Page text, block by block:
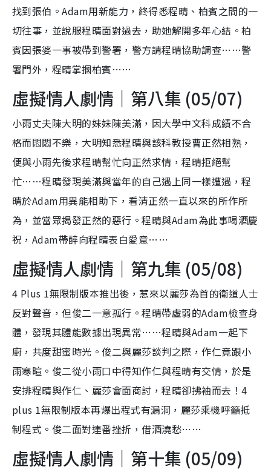
找到張伯。Adam用新能力，終得悉程晴、柏賓之間的一
切往事，並說服程晴面對過去，助她解開多年心結。柏
賓因張婆一事被帶到警署，警方請程晴協助調查……警
署門外，程晴掌摑柏賓……
虛擬情人劇情｜第八集 (05/07)
小雨丈夫陳大明的妹妹陳美滿，因大學中文科成績不合
格而悶悶不樂，大明知悉程晴與該科教授曹正然相熟，
便與小雨先後求程晴幫忙向正然求情，程晴拒絕幫
忙……程晴發現美滿與當年的自己遇上同一樣遭遇，程
晴於Adam用異能相助下，看清正然一直以來的所作所
為，並當眾揭發正然的惡行。程晴與Adam為此事喝酒慶
祝，Adam帶醉向程晴表白愛意……
虛擬情人劇情｜第九集 (05/08)
4 Plus 1無限制版本推出後，惹來以麗莎為首的衛道人士
反對聲音，但俊二一意孤行。程晴帶虛弱的Adam檢查身
體，發現其體能數據出現異常……程晴與Adam一起下
廚，共度甜蜜時光。俊二與麗莎談判之際，作仁竟跟小
雨寒暄。俊二從小雨口中得知作仁與程晴有交情，於是
安排程晴與作仁、麗莎會面商討，程晴卻拂袖而去！4
plus 1無限制版本再爆出程式有漏洞，麗莎乘機呼籲抵
制程式。俊二面對連番挫折，借酒澆愁……
虛擬情人劇情｜第十集 (05/09)